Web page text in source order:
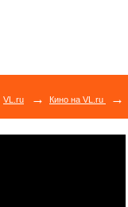
VL.ru → Кино на VL.ru →